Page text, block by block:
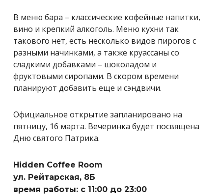
В меню бара – классические кофейные напитки,
вино и крепкий алкоголь. Меню кухни так
такового нет, есть несколько видов пирогов с
разными начинками, а также круассаны со
сладкими добавками – шоколадом и
фруктовыми сиропами. В скором времени
планируют добавить еще и сэндвичи.
Официальное открытие запланировано на
пятницу, 16 марта. Вечеринка будет посвящена
Дню святого Патрика.
Hidden Coffee Room
ул. Рейтарская, 8Б
время работы: с 11:00 до 23:00